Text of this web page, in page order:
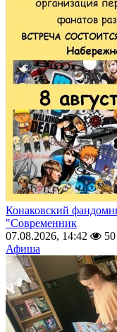
Конаковский
"Современник
07.08.2026, 14:42
50
Афиша